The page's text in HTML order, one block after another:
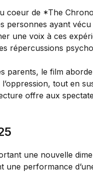
coeur de *The
ayant
une voix à ces
répercussions
le film
tout en
offre aux
une nouvelle
performance